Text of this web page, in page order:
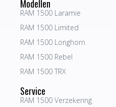
Modellen
RAM 1500 Laramie
RAM 1500 Limited
RAM 1500 Longhorn
RAM 1500 Rebel
RAM 1500 TRX
Service
RAM 1500 Verzekering